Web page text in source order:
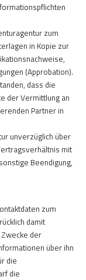
zum
in Kopie zur
(Approbation).
dass die
der Vermittlung an
Partner in
unverzüglich über
mit
Beendigung,
zum
damit
der
über ihn
die
die